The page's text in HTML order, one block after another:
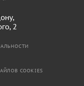
2
COOKIES